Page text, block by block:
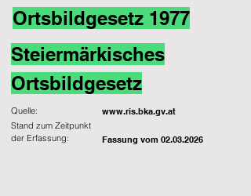
Ortsbildgesetz 1977
Steiermärkisches
Ortsbildgesetz
Quelle: www.ris.bka.gv.at
Fassung vom 02.03.2026
Stand zum Zeitpunkt
der Erfassung: